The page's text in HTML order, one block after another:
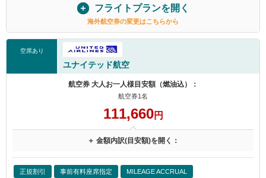
フライトプランを開く
海外航空券の変更はこちらから
空席あり
ユナイテッド航空
航空券 大人お一人様目安額（燃油込）：
航空券1名
111,660円
＋ 金額内訳(目安額)を開く：
正規割引 事前有料座席指定 MILEAGE ACCRUAL